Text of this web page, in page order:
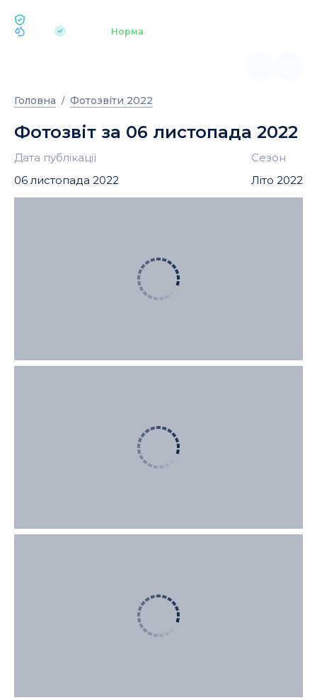
| Норма
Головна Фотозвіти 2022
Фотозвіт за 06 листопада 2022
Дата публікації
06 листопада 2022
Сезон
Літо 2022